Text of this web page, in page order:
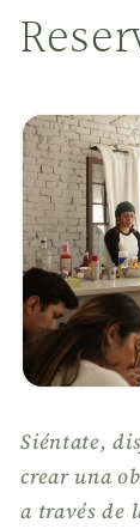
Siéntate,
crear una
a través de